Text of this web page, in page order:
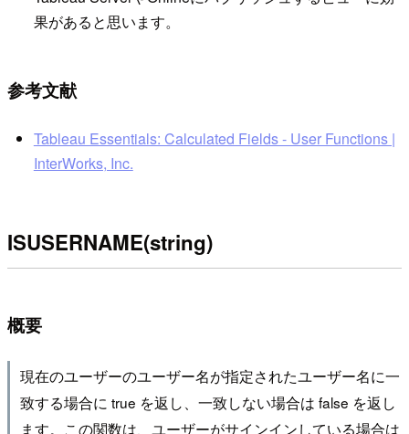
果があると思います。
参考文献
Tableau Essentials: Calculated Fields - User Functions |
InterWorks, Inc.
ISUSERNAME(string)
概要
現在のユーザーのユーザー名が指定されたユーザー名に一
致する場合に true を返し、一致しない場合は false を返し
ます。この関数は、ユーザーがサインインしている場合は